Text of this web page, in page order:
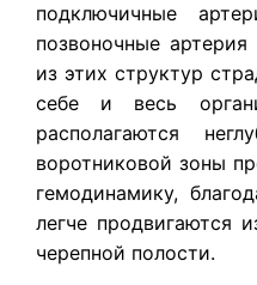
подключичные
позвоночные
из этих структур
себе и весь
располагаются
воротниковой зоны
гемодинамику,
легче продвигаются
черепной полости.